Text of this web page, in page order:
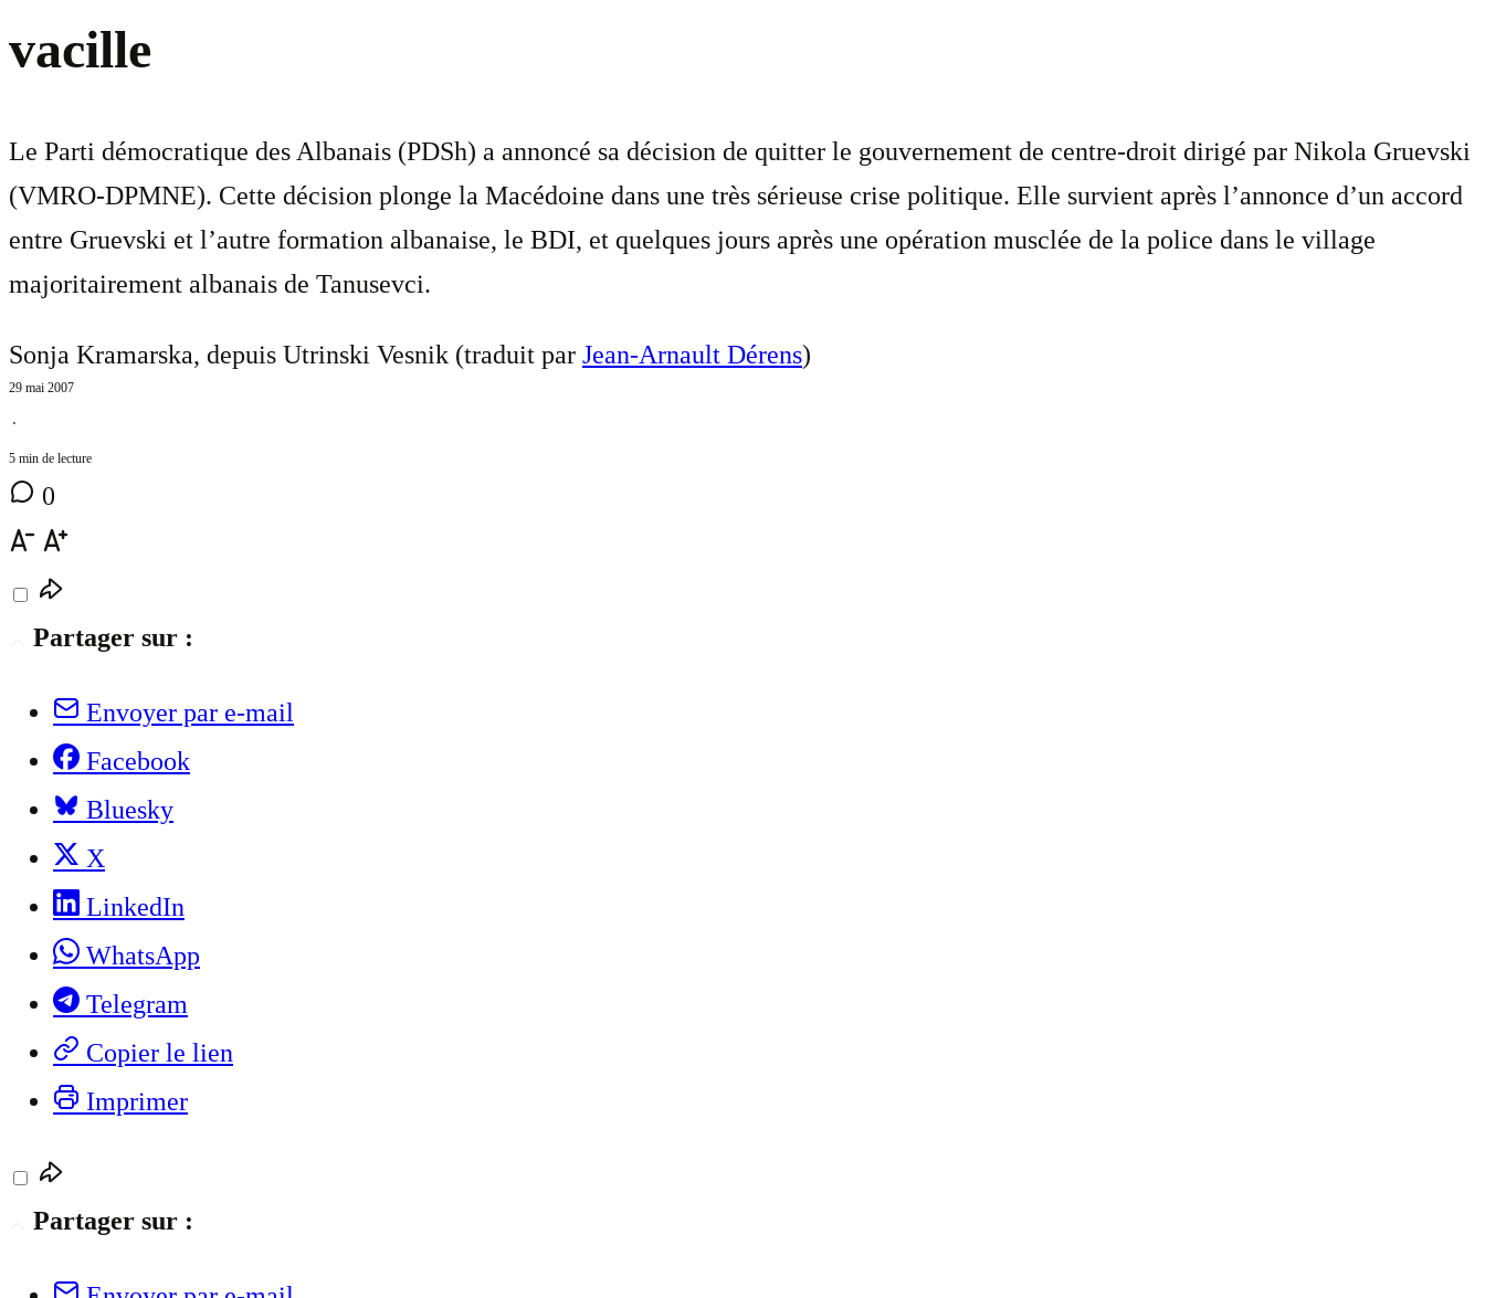
vacille
Le Parti démocratique des Albanais (PDSh) a annoncé sa décision de quitter le gouvernement de centre-droit dirigé par Nikola Gruevski
(VMRO-DPMNE). Cette décision plonge la Macédoine dans une très sérieuse crise politique. Elle survient après l’annonce d’un accord
entre Gruevski et l’autre formation albanaise, le BDI, et quelques jours après une opération musclée de la police dans le village
majoritairement albanais de Tanusevci.
Sonja Kramarska, depuis Utrinski Vesnik (traduit par Jean-Arnault Dérens)
29 mai 2007
⋅
5 min de lecture
0
Partager sur :
Envoyer par e-mail
Facebook
Bluesky
X
LinkedIn
WhatsApp
Telegram
Copier le lien
Imprimer
Partager sur :